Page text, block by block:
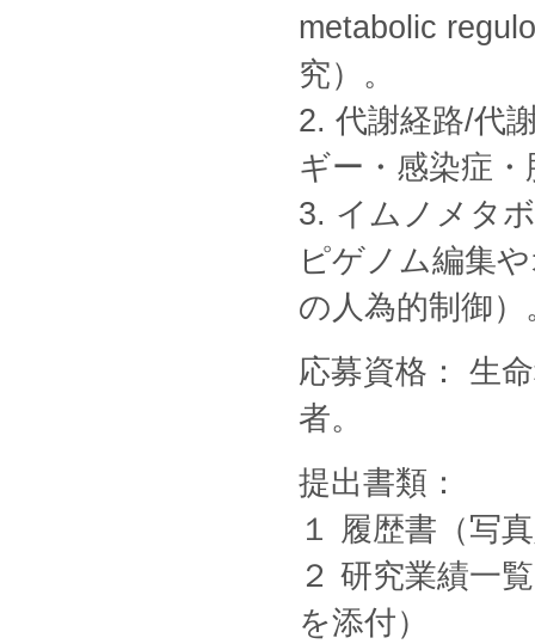
metabolic
究）。
2. 代謝経路/代
ギー・感染症
3. イムノメタ
ピゲノム編集
の人為的制御）
応募資格： 生
者。
提出書類：
１ 履歴書（写
２ 研究業績一
を添付）